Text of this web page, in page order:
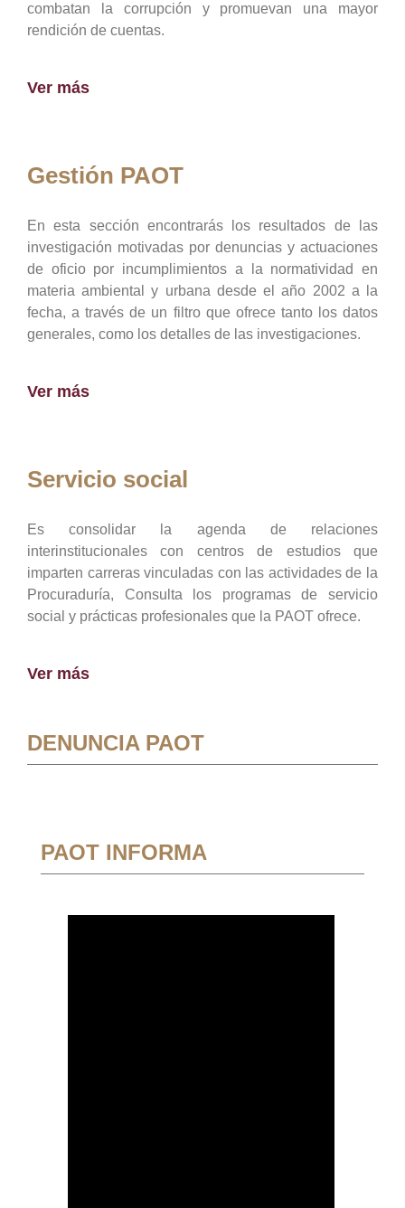
combatan la corrupción y promuevan una mayor
rendición de cuentas.
Ver más
Gestión PAOT
En esta sección encontrarás los resultados de las
investigación motivadas por denuncias y actuaciones
de oficio por incumplimientos a la normatividad en
materia ambiental y urbana desde el año 2002 a la
fecha, a través de un filtro que ofrece tanto los datos
generales, como los detalles de las investigaciones.
Ver más
Servicio social
Es consolidar la agenda de relaciones
interinstitucionales con centros de estudios que
imparten carreras vinculadas con las actividades de la
Procuraduría, Consulta los programas de servicio
social y prácticas profesionales que la PAOT ofrece.
Ver más
DENUNCIA PAOT
PAOT INFORMA